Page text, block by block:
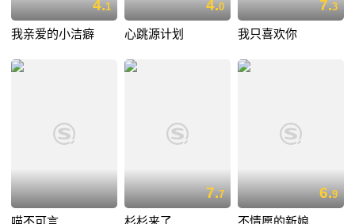
4.1
我亲爱的小洁癖
4.0
心跳源计划
7.3
我只喜欢你
7.7 6.9